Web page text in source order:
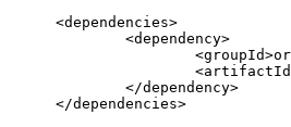
<dependencies>
<dependency>
<groupId>
<artifactId
</dependency>
</dependencies>